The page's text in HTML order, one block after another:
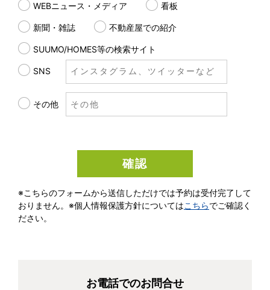
WEBニュース・メディア 看板
新聞・雑誌 不動産屋での紹介
SUUMO/HOMES等の検索サイト
SNS
その他
※こちらのフォームから送信しただけでは予約は受付完了して
おりません。 ※個人情報保護方針についてはこちらでご確認く
ださい。
お電話でのお問合せ